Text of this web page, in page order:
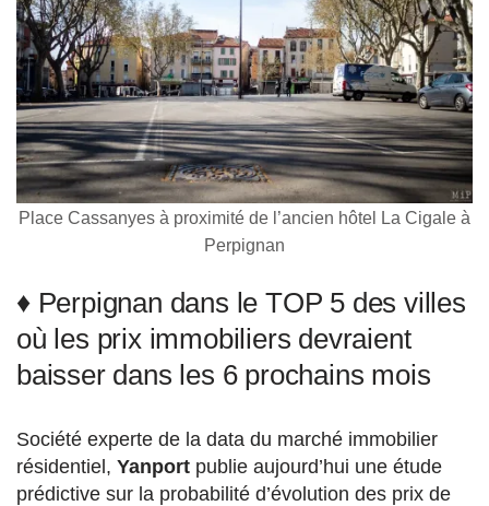
Place Cassanyes à proximité de l’ancien hôtel La Cigale à
Perpignan
♦ Perpignan dans le TOP 5 des villes
où les prix immobiliers devraient
baisser dans les 6 prochains mois
Société experte de la data du marché immobilier
résidentiel, Yanport publie aujourd’hui une étude
prédictive sur la probabilité d’évolution des prix de